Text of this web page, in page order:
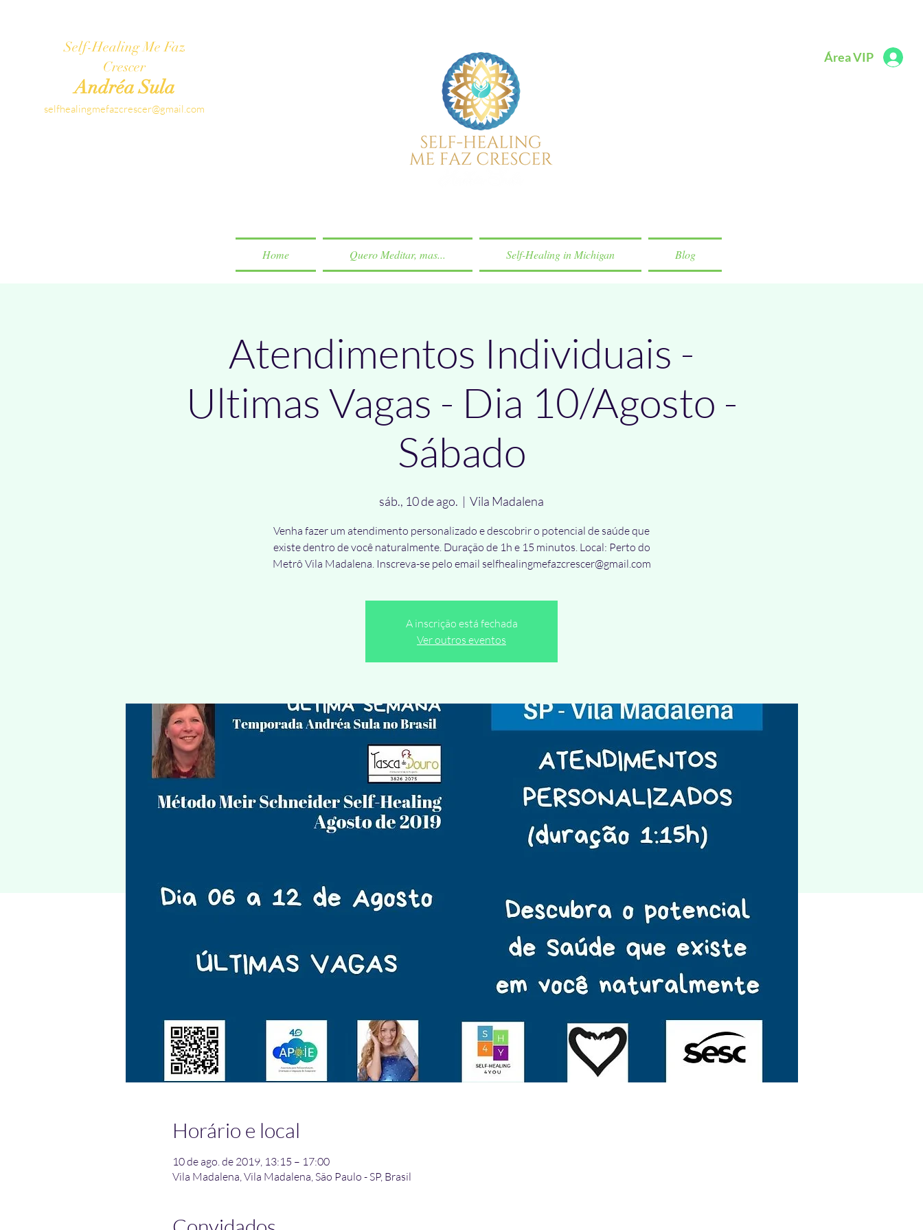
Self-Healing Me Faz
Crescer
Andréa Sula
selfhealingmefazcrescer@gmail.com
Área VIP
Home Quero Meditar, mas... Self-Healing in Michigan Blog
Atendimentos Individuais -
Ultimas Vagas - Dia 10/Agosto -
Sábado
sáb., 10 de ago.
  |
Vila Madalena
Venha fazer um atendimento personalizado e descobrir o potencial de saúde que
existe dentro de você naturalmente. Duração de 1h e 15 minutos. Local: Perto do
Metrô Vila Madalena. Inscreva-se pelo email selfhealingmefazcrescer@gmail.com
A inscrição está fechada
Ver outros eventos
Horário e local
10 de ago. de 2019, 13:15 – 17:00
Vila Madalena, Vila Madalena, São Paulo - SP, Brasil